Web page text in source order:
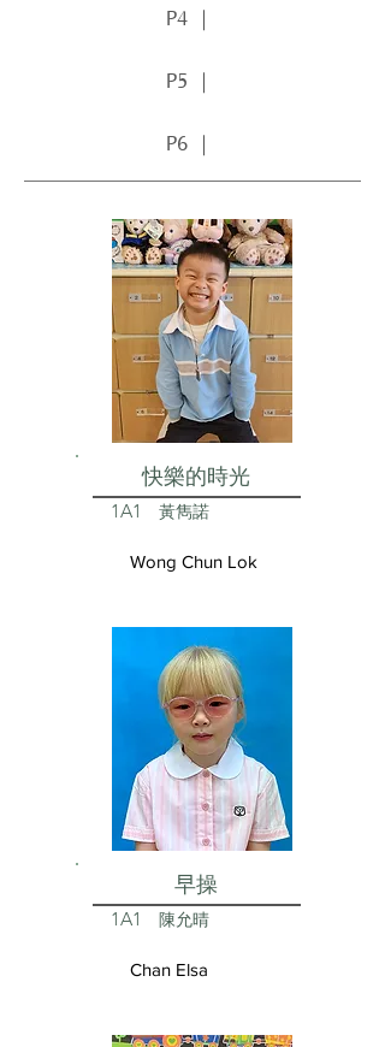
P4 ｜
P5 ｜
P6 ｜
快樂的時光
1A1 黃雋諾
Wong Chun Lok
早操
1A1 陳允晴
Chan Elsa